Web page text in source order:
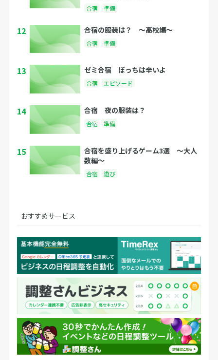
合宿 準備
12 合宿の服装は？ 〜高校編〜
合宿 準備
13 ゼミ合宿 ぼっちは辛いよ
合宿 エピソード
14 合宿 夜の服装は？
合宿 準備
15
合宿を盛り上げるゲーム3選 〜大人
数編〜
合宿 遊び
おすすめサービス